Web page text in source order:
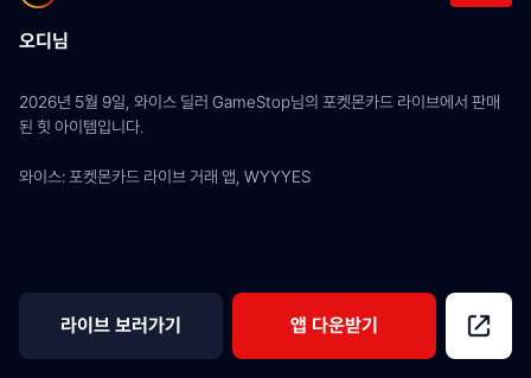
오디님
2026년 5월 9일, 와이스 딜러 GameStop님의 포켓몬카드 라이브에서 판매
된 힛 아이템입니다.
와이스: 포켓몬카드 라이브 거래 앱, WYYYES
라이브 보러가기 앱 다운받기